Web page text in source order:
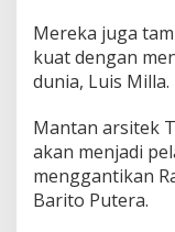
Mereka juga
kuat dengan
dunia, Luis Milla.
Mantan arsitek
akan menjadi
menggantikan
Barito Putera.